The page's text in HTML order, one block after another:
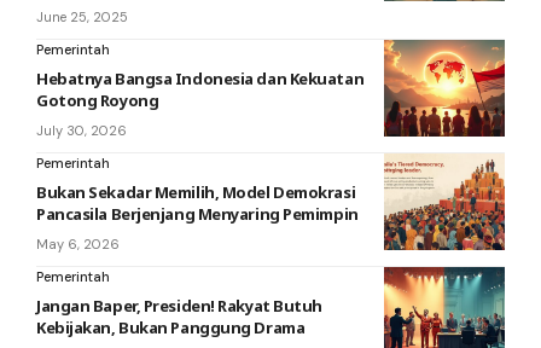
June 25, 2025
Pemerintah
Hebatnya Bangsa Indonesia dan Kekuatan
Gotong Royong
July 30, 2026
Pemerintah
Bukan Sekadar Memilih, Model Demokrasi
Pancasila Berjenjang Menyaring Pemimpin
May 6, 2026
Pemerintah
Jangan Baper, Presiden! Rakyat Butuh
Kebijakan, Bukan Panggung Drama